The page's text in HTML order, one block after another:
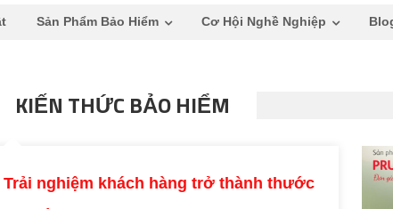
Sản Phẩm Bảo Hiểm Cơ Hội Nghề Nghiệp
KIẾN THỨC BẢO HIỂM
Trải nghiệm khách hàng trở thành thước